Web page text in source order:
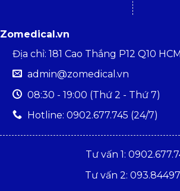
Zomedical.vn
Địa chỉ: 181 Cao Thắng P12 Q10 HCM
admin@zomedical.vn
08:30 - 19:00 (Thứ 2 - Thứ 7)
Hotline: 0902.677.745 (24/7)
Tư vấn 1:
Tư vấn 2: